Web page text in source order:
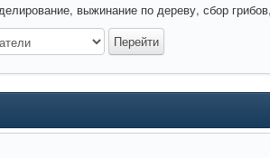
выжинание по дереву, сбор